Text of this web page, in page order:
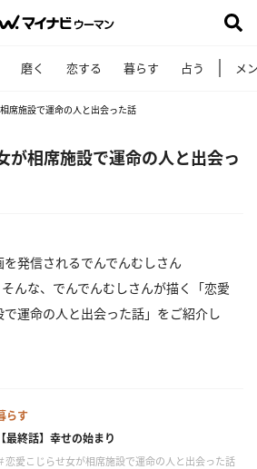
磨く 恋する 暮らす 占う メ
席施設で運命の人と出会った話
が相席施設で運命の人と出会っ
発信されるでんでんむしさん
んな、でんでんむしさんが描く「恋愛
運命の人と出会った話」をご紹介し
らす
【最終話】幸せの始まり
恋愛こじらせ女が相席施設で運命の人と出会った話